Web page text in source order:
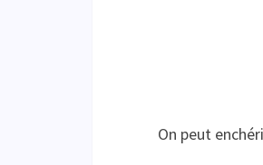
On peut